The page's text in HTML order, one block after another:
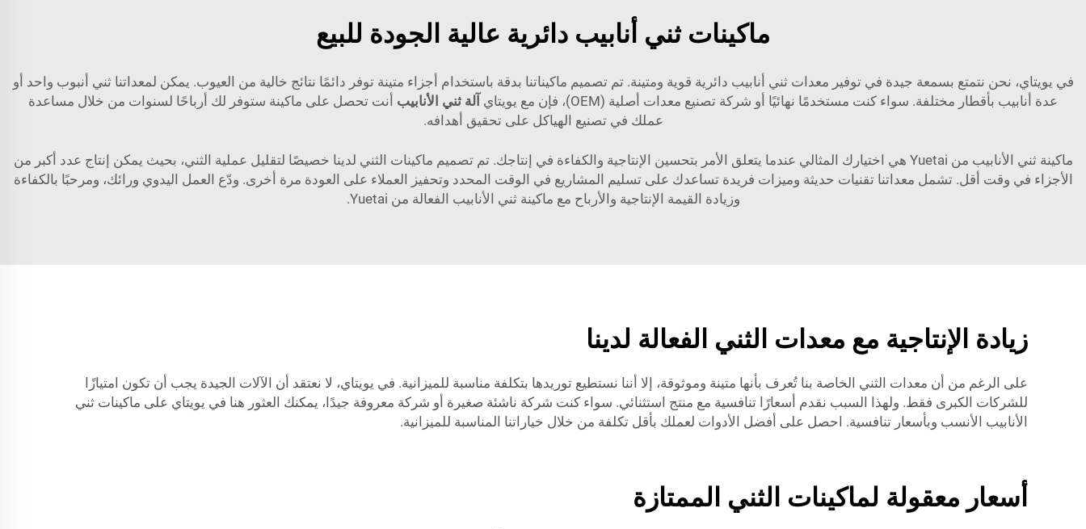
ماكينات ثني أنابيب دائرية عالية الجودة للبيع
في يويتاي، نحن نتمتع بسمعة جيدة في توفير معدات ثني أنابيب دائرية قوية ومتينة. تم تصميم ماكيناتنا بدقة باستخدام أجزاء متينة توفر دائمًا نتائج خالية من العيوب. يمكن لمعداتنا ثني أنبوب واحد أو
عدة أنابيب بأقطار مختلفة. سواء كنت مستخدمًا نهائيًا أو شركة تصنيع معدات أصلية (OEM)، فإن مع يويتاي
آلة ثني الأنابيب أنت تحصل على ماكينة ستوفر لك أرباحًا لسنوات من خلال مساعدة
عملك في تصنيع الهياكل على تحقيق أهدافه.
ماكينة ثني الأنابيب من Yuetai هي اختيارك المثالي عندما يتعلق الأمر بتحسين الإنتاجية والكفاءة في إنتاجك. تم تصميم ماكينات الثني لدينا خصيصًا لتقليل عملية الثني، بحيث يمكن إنتاج عدد أكبر من
الأجزاء في وقت أقل. تشمل معداتنا تقنيات حديثة وميزات فريدة تساعدك على تسليم المشاريع في الوقت المحدد وتحفيز العملاء على العودة مرة أخرى. ودّع العمل اليدوي ورائك، ومرحبًا بالكفاءة
وزيادة القيمة الإنتاجية والأرباح مع ماكينة ثني الأنابيب الفعالة من Yuetai.
زيادة الإنتاجية مع معدات الثني الفعالة لدينا
على الرغم من أن معدات الثني الخاصة بنا تُعرف بأنها متينة وموثوقة، إلا أننا نستطيع توريدها بتكلفة مناسبة للميزانية. في يويتاي، لا نعتقد أن الآلات الجيدة يجب أن تكون امتيازًا
للشركات الكبرى فقط. ولهذا السبب نقدم أسعارًا تنافسية مع منتج استثنائي. سواء كنت شركة ناشئة صغيرة أو شركة معروفة جيدًا، يمكنك العثور هنا في يويتاي على ماكينات ثني
الأنابيب الأنسب وبأسعار تنافسية. احصل على أفضل الأدوات لعملك بأقل تكلفة من خلال خياراتنا المناسبة للميزانية.
أسعار معقولة لماكينات الثني الممتازة